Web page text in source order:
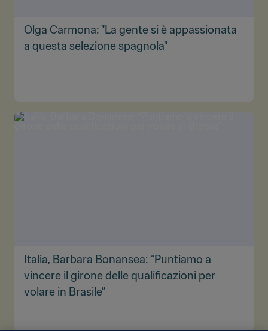
Olga Carmona: "La gente si è appassionata
a questa selezione spagnola"
Italia, Barbara Bonansea: “Puntiamo a
vincere il girone delle qualificazioni per
volare in Brasile”